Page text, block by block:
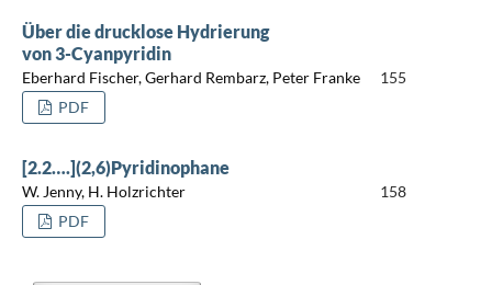
Über die drucklose Hydrierung
von 3-Cyanpyridin
Eberhard Fischer, Gerhard Rembarz, Peter Franke
155
PDF
[2.2….](2,6)Pyridinophane
W. Jenny, H. Holzrichter
158
PDF